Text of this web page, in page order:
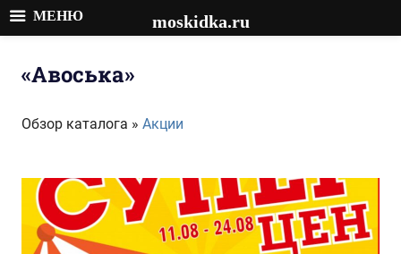
«Авоська»
Обзор каталога » Акции
МЕНЮ moskidka.ru